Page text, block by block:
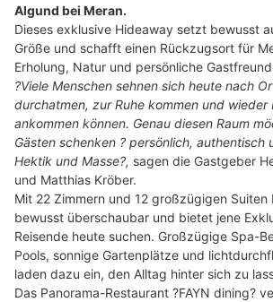
Algund bei Meran.
Dieses exklusive Hideaway setzt bewusst
Größe und schafft einen Rückzugsort für
Erholung, Natur und persönliche
?Viele Menschen sehnen sich heute nach
durchatmen, zur Ruhe kommen und wieder
ankommen können. Genau diesen Raum
Gästen schenken ? persönlich, authentisch
Hektik und Masse?, sagen die Gastgeber
und Matthias Kröber.
Mit 22 Zimmern und 12 großzügigen Suiten
bewusst überschaubar und bietet jene
Reisende heute suchen. Großzügige Spa-
Pools, sonnige Gartenplätze und
laden dazu ein, den Alltag hinter sich zu
Das Panorama-Restaurant ?FAYN dining?